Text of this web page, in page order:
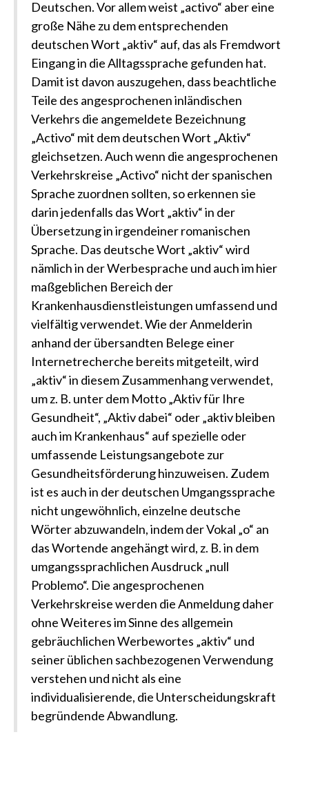
Deutschen. Vor allem weist „activo“ aber eine
große Nähe zu dem entsprechenden
deutschen Wort „aktiv“ auf, das als Fremdwort
Eingang in die Alltagssprache gefunden hat.
Damit ist davon auszugehen, dass beachtliche
Teile des angesprochenen inländischen
Verkehrs die angemeldete Bezeichnung
„Activo“ mit dem deutschen Wort „Aktiv“
gleichsetzen. Auch wenn die angesprochenen
Verkehrskreise „Activo“ nicht der spanischen
Sprache zuordnen sollten, so erkennen sie
darin jedenfalls das Wort „aktiv“ in der
Übersetzung in irgendeiner romanischen
Sprache. Das deutsche Wort „aktiv“ wird
nämlich in der Werbesprache und auch im hier
maßgeblichen Bereich der
Krankenhausdienstleistungen umfassend und
vielfältig verwendet. Wie der Anmelderin
anhand der übersandten Belege einer
Internetrecherche bereits mitgeteilt, wird
„aktiv“ in diesem Zusammenhang verwendet,
um z. B. unter dem Motto „Aktiv für Ihre
Gesundheit“, „Aktiv dabei“ oder „aktiv bleiben
auch im Krankenhaus“ auf spezielle oder
umfassende Leistungsangebote zur
Gesundheitsförderung hinzuweisen. Zudem
ist es auch in der deutschen Umgangssprache
nicht ungewöhnlich, einzelne deutsche
Wörter abzuwandeln, indem der Vokal „o“ an
das Wortende angehängt wird, z. B. in dem
umgangssprachlichen Ausdruck „null
Problemo“. Die angesprochenen
Verkehrskreise werden die Anmeldung daher
ohne Weiteres im Sinne des allgemein
gebräuchlichen Werbewortes „aktiv“ und
seiner üblichen sachbezogenen Verwendung
verstehen und nicht als eine
individualisierende, die Unterscheidungskraft
begründende Abwandlung.